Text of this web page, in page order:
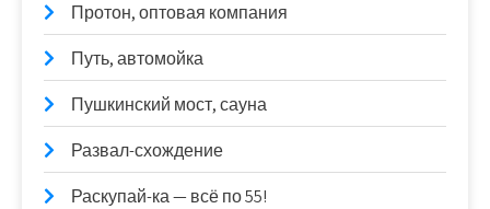
Протон, оптовая компания
Путь, автомойка
Пушкинский мост, сауна
Развал-схождение
Раскупай-ка — всё по 55!